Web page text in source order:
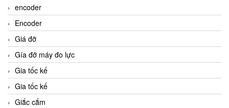
encoder
Encoder
Giá đỡ
Gía đỡ máy đo lực
Gia tốc kế
Gia tốc kế
Giắc cắm